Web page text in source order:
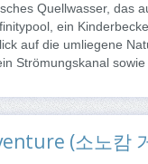
Quellwasser, das
ein
auf die umliegene
Strömungskanal
(소노캄